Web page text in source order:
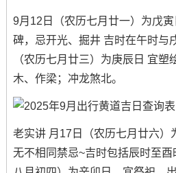
9月12日（农历七月廿一）为戊
碑，忌开光、掘井 吉时在午时与
（农历七月廿三）为庚辰日 宜塑
木、作梁；冲龙煞北。
老实讲 月17日（农历七月廿六）
无不相同禁忌~吉时包括辰时至